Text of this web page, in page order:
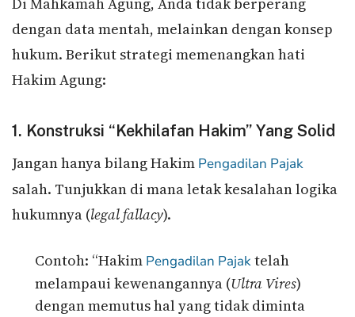
dengan data mentah, melainkan dengan konsep
hukum. Berikut strategi memenangkan hati
Hakim Agung:
1. Konstruksi “Kekhilafan Hakim” Yang Solid
Jangan hanya bilang Hakim Pengadilan Pajak
salah. Tunjukkan di mana letak kesalahan logika
hukumnya (legal fallacy).
Contoh: “Hakim Pengadilan Pajaktelah
melampaui kewenangannya (Ultra Vires)
dengan memutus hal yang tidak diminta